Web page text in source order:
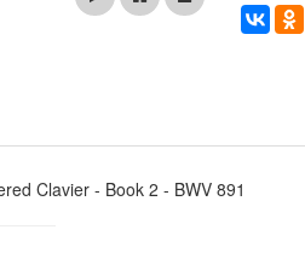
Clavier - Book 2 - BWV 891